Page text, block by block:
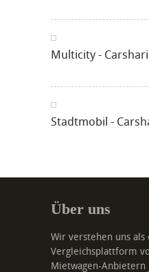
Multicity -
Stadtmobil -
Über uns
Wir verstehen uns als
Vergleichsplattform
Mietwagen-